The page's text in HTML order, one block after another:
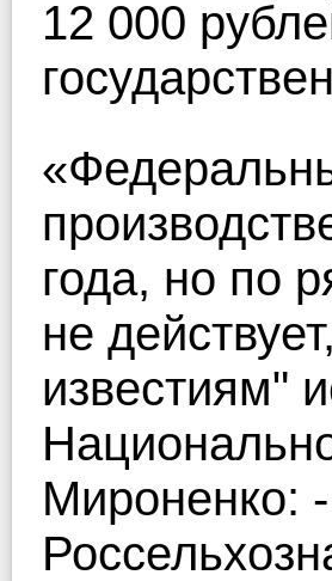
12 000
года, но по
не
известиям"
Мироненко: